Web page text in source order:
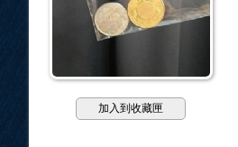
加入到收藏匣